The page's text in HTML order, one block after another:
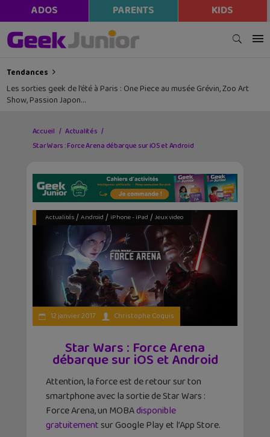
ADOS PARENTS KIDS
Tendances
Les sorties geek de l’été à Paris : One Piece au musée Grévin, Zoo Art
Show, Passion Japon…
Accueil
Actualités
Star Wars : Force Arena débarque sur iOS et Android
Actualités/ Android / iPhone - iPad / Jeux video
12 janvier 2017 Christophe Coquis
Star Wars : Force Arena
débarque sur iOS et Android
Attention, la force est de retour sur ton
smartphone avec la sortie de Star Wars :
Force Arena, un MOBAdisponible
gratuitement sur Google Play et l’App Store.